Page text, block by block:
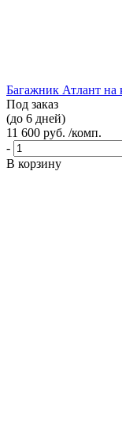
Багажник Атлант на
Под заказ
(до 6 дней)
11 600 руб. /комп.
-
В корзину